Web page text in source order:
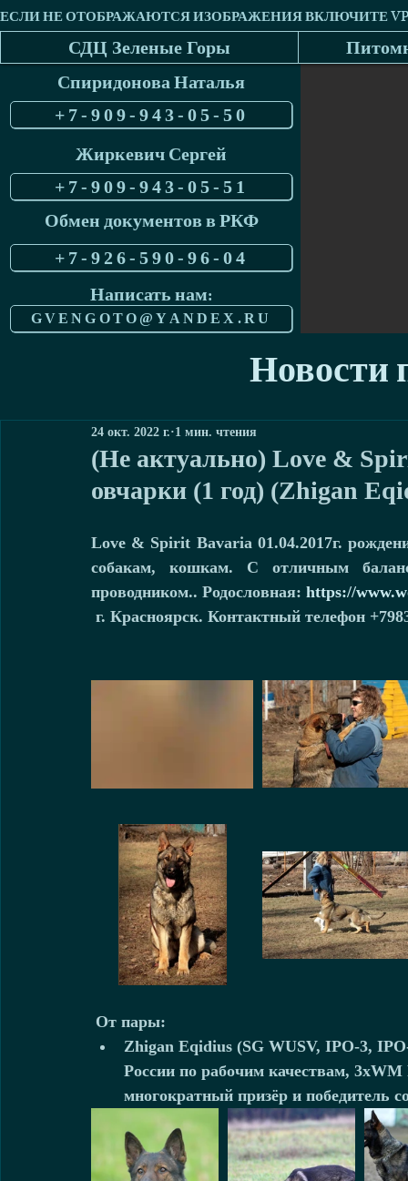
СДЦ Зеленые Горы
Спиридонова Наталья
+7-909-943-05-50
Жиркевич Сергей
+7-909-943-05-51
Обмен документов в РКФ
+7-926-590-96-04
Написать нам:
GVENGOTO@YANDEX.RU
Новости
(Не актуально) Love &
овчарки (1 год) (Zhigan
24 окт. 2022 г. 1 мин. чтения
Love & Spirit Bavaria 01.04.2017г.
собакам, кошкам. С отличным
проводником.. Родословная: https://
г. Красноярск. Контактный телефон
От пары:
Zhigan Eqidius (SG WUSV, IPO-3,
России по рабочим качествам,
многократный призёр и победитель